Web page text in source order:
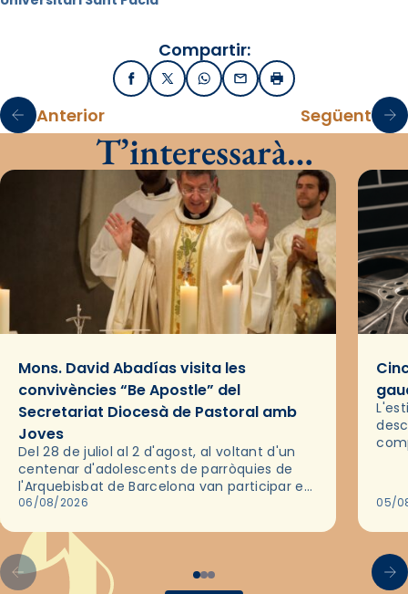
Compartir:
FacebookX / TwitterWhatsApp
EmailImprimir
Anterior Següent
T’interessarà…
Mons. David Abadías visita les
convivències “Be Apostle” del
Secretariat Diocesà de Pastoral amb
Joves
Del 28 de juliol al 2 d'agost, al voltant d'un
centenar d'adolescents de parròquies de
l'Arquebisbat de Barcelona van participar en
les convivències Be Apostle, organitzades
06/08/2026 05/